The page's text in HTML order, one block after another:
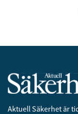
Aktuell Säkerhet är